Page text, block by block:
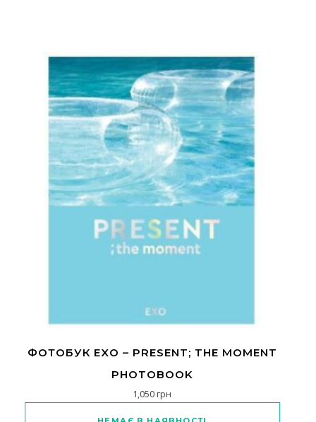
ФОТОБУК EXO – PRESENT; THE MOMENT
PHOTOBOOK
1,050грн